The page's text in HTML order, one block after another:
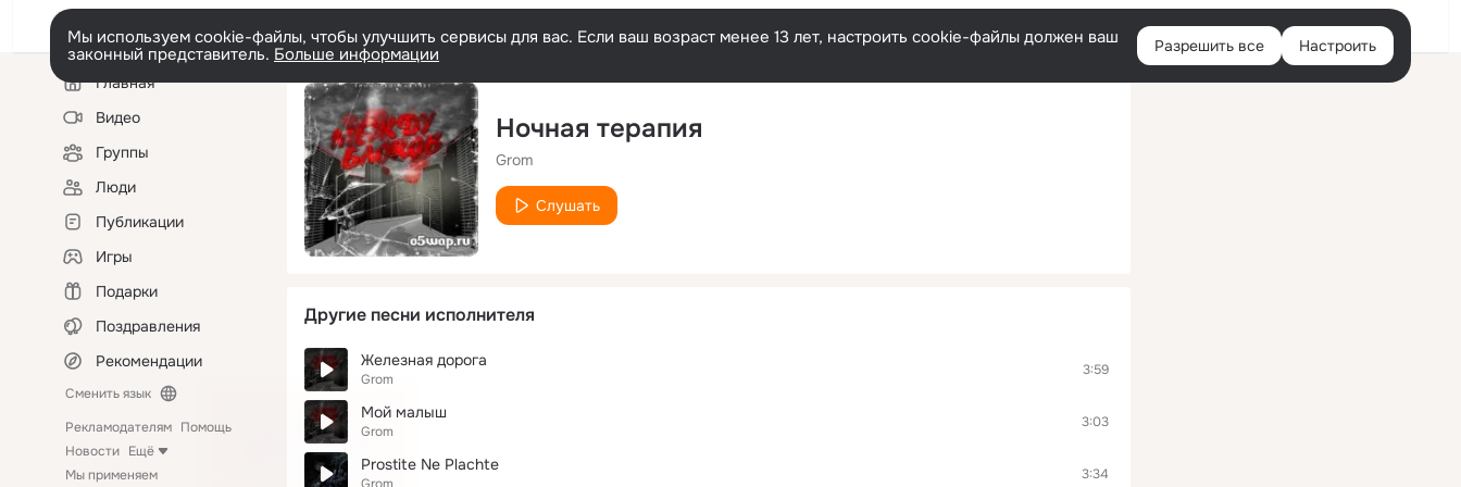
Войти
Мы используем cookie-файлы, чтобы улучшить сервисы для вас. Если ваш возраст менее 13 лет, настроить cookie-файлы должен ваш
законный представитель. Больше информации Разрешить все Настроить
Левая
колонкаГлавная
Видео
Группы
Люди
Публикации
Игры
Подарки
Поздравления
Рекомендации
Сменить язык
Рекламодателям Помощь
Новости Ещё
Мы применяем
Ночная терапия
Grom
Слушать
Другие песни исполнителя
Железная дорога
Grom
3:59
Мой малыш
Grom
3:03
Prostite Ne Plachte 3:34